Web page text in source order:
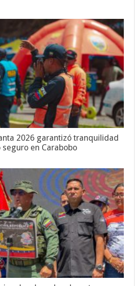
2026 garantizó tranquilidad
en Carabobo